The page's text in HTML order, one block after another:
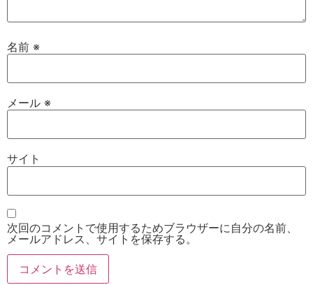
名前 ※
メール ※
サイト
次回のコメントで使用するためブラウザーに自分の名前、
メールアドレス、サイトを保存する。